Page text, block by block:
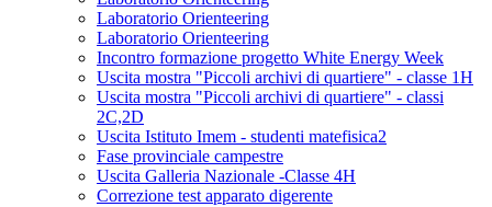
Laboratorio Orienteering
Laboratorio Orienteering
Incontro formazione progetto White Energy Week
Uscita mostra "Piccoli archivi di quartiere" - classe 1H
Uscita mostra "Piccoli archivi di quartiere" - classi
2C,2D
Uscita Istituto Imem - studenti matefisica2
Fase provinciale campestre
Uscita Galleria Nazionale -Classe 4H
Correzione test apparato digerente